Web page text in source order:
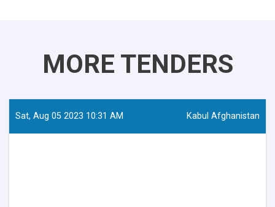
MORE TENDERS
Sat, Aug 05 2023 10:31 AM Kabul Afghanistan